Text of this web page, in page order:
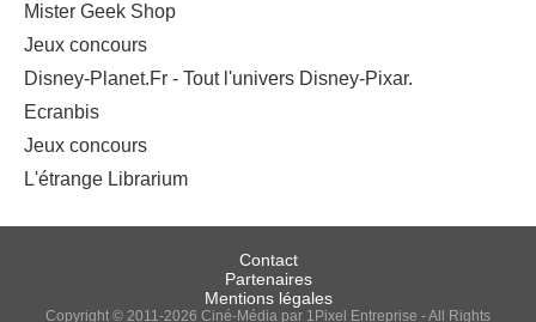
Mister Geek Shop
Jeux concours
Disney-Planet.Fr - Tout l'univers Disney-Pixar.
Ecranbis
Jeux concours
L'étrange Librarium
Contact
Partenaires
Mentions légales
Copyright © 2011-2026 Ciné-Média par 1Pixel Entreprise - All Rights